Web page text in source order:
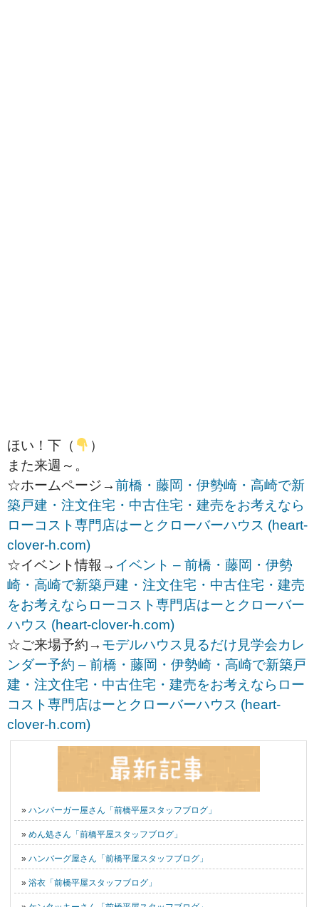
ほい！下（
）
また来週～。
☆ホームページ→前橋・藤岡・伊勢崎・高崎で新
築戸建・注文住宅・中古住宅・建売をお考えなら
ローコスト専門店はーとクローバーハウス (heart-
clover-h.com)
☆イベント情報→ イベント – 前橋・藤岡・伊勢
崎・高崎で新築戸建・注文住宅・中古住宅・建売
をお考えならローコスト専門店はーとクローバー
ハウス (heart-clover-h.com)
☆ご来場予約→ モデルハウス見るだけ見学会カレ
ンダー予約 – 前橋・藤岡・伊勢崎・高崎で新築戸
建・注文住宅・中古住宅・建売をお考えならロー
コスト専門店はーとクローバーハウス (heart-
clover-h.com)
» ハンバーガー屋さん「前橋平屋スタッフブログ」
» めん処さん「前橋平屋スタッフブログ」
» ハンバーグ屋さん「前橋平屋スタッフブログ」
» 浴衣「前橋平屋スタッフブログ」